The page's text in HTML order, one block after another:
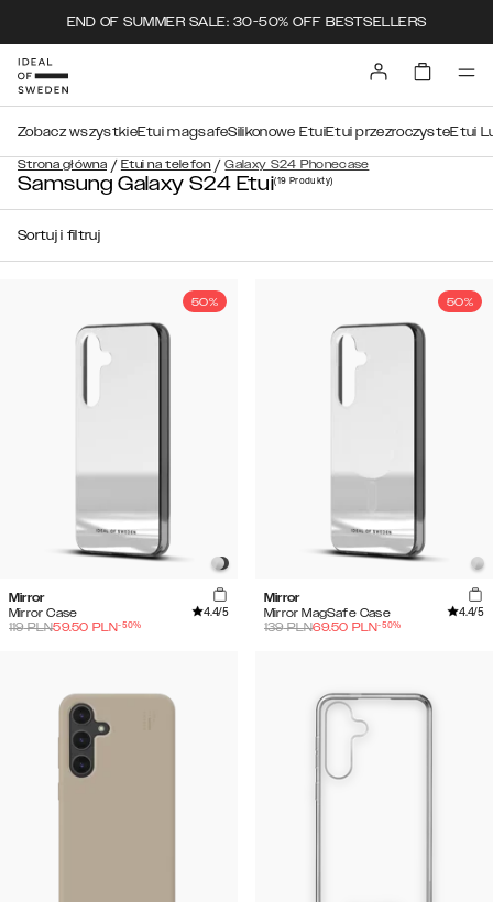
END OF SUMMER SALE: 30-50% OFF BESTSELLERS
Strona główna / Etui na telefon / Galaxy S24 Phonecase
Zobacz wszystkieEtui magsafeSilikonowe EtuiEtui przezroczysteEtui
Samsung Galaxy S24 Etui(19 Produkty)
Sortuj i filtruj
50%
Mirror
Mirror Case
4.4/5
119PLN59.50 PLN-50%
50%
Mirror
Mirror MagSafe Case
4.4/5
139PLN69.50 PLN-50%